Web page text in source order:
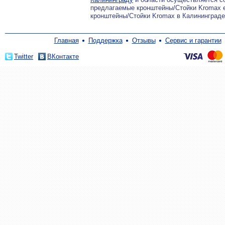
предлагаемые кронштейны/Стойки Kromax
кронштейны/Стойки Kromax в
Главная Поддержка Отзывы Сервис и гарантии
Twitter ВКонтакте